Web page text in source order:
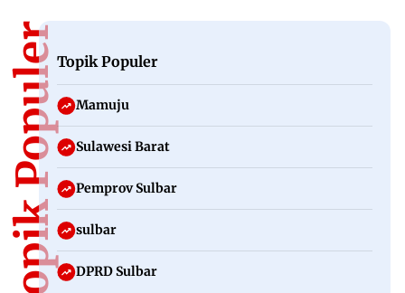
Topik PopulerTopik Populer
Mamuju
Sulawesi Barat
Pemprov Sulbar
sulbar
DPRD Sulbar